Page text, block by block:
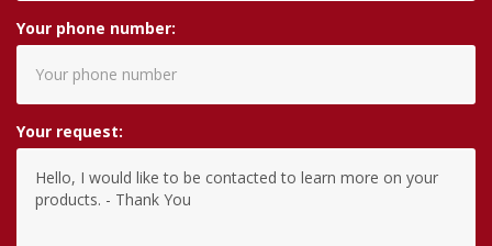
Your phone number:
Your request: